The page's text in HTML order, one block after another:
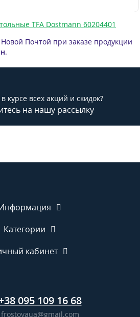
TFA Dostmann 60204401
Новой Почтой при заказе продукции
.
курсе всех акций и скидок?
на нашу рассылку
Категории
кабинет
095 109 16 68
frostovaua@gmail.com